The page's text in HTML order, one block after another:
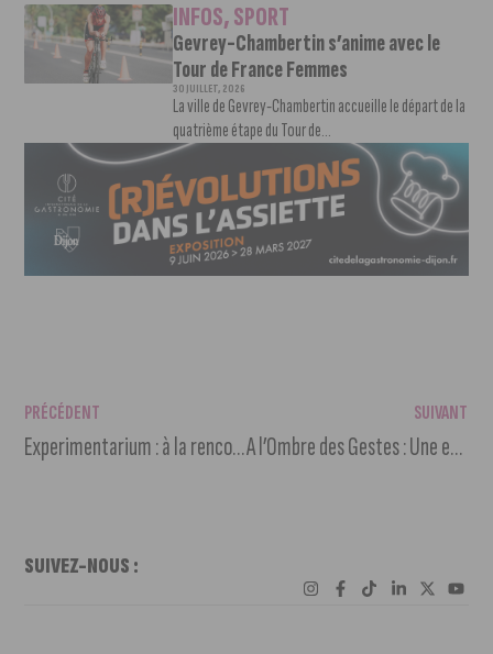
INFOS,SPORT
Gevrey-Chambertin s’anime avec le
Tour de France Femmes
30 JUILLET, 2026
La ville de Gevrey-Chambertin accueille le départ de la
quatrième étape du Tour de...
PRÉCÉDENT
Experimentarium : à la rencontre des chercheurs
SUIVANT
A l’Ombre des Gestes : Une exposition instructive et immersive
SUIVEZ-NOUS :